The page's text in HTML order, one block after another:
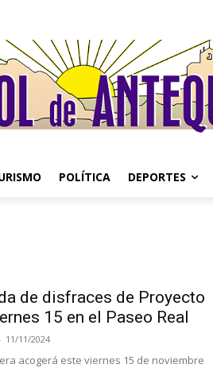
POLÍTICA DEPORTES
de disfraces de Proyecto
15 en el Paseo Real
- 11/11/2024
acogerá este viernes 15 de noviembre